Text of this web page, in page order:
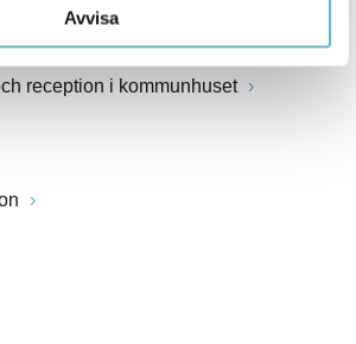
Avvisa
reception i kommunhuset